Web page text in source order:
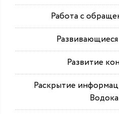
Работа с
Развитие
Раскрытие